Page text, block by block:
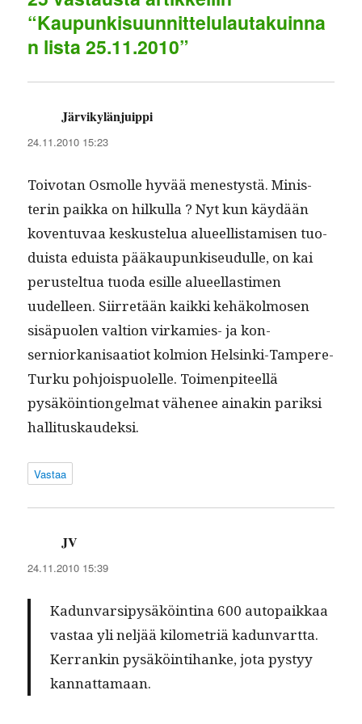
p
a
m
“Kaupunkisuunnittelulautakuinna
n lista 25.11.2010”
Järvikylänjuippi
24.11.2010 15:23
Toiv­otan Osmolle hyvää men­estys­tä. Min­is­
terin paik­ka on hilkul­la ? Nyt kun käy­dään
koven­tu­vaa keskustelua alueel­lis­tamisen tuo­
duista eduista pääkaupunkiseudulle, on kai
perustel­tua tuo­da esille alueel­las­ti­men
uudelleen. Siir­retään kaik­ki kehäkol­mosen
sisäpuolen val­tion virkamies- ja kon­
serniorkanisaa­tiot kolmion Helsin­ki-Tam­pere-
Turku pohjois­puolelle. Toimen­piteel­lä
pysäköin­tion­gel­mat vähe­nee ainakin parik­si
hallituskaudeksi.
Vastaa
JV
24.11.2010 15:39
Kadun­var­sipysäköinti­na 600 autopaikkaa
vas­taa yli neljää kilo­metriä kadun­vart­ta.
Ker­rankin pysäköin­ti­hanke, jota pystyy
kannattamaan.